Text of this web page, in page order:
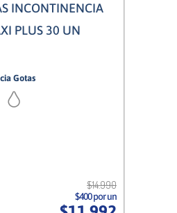
INCONTINENCIA
PLUS 30 UN
Gotas
$14.990
$400 por un